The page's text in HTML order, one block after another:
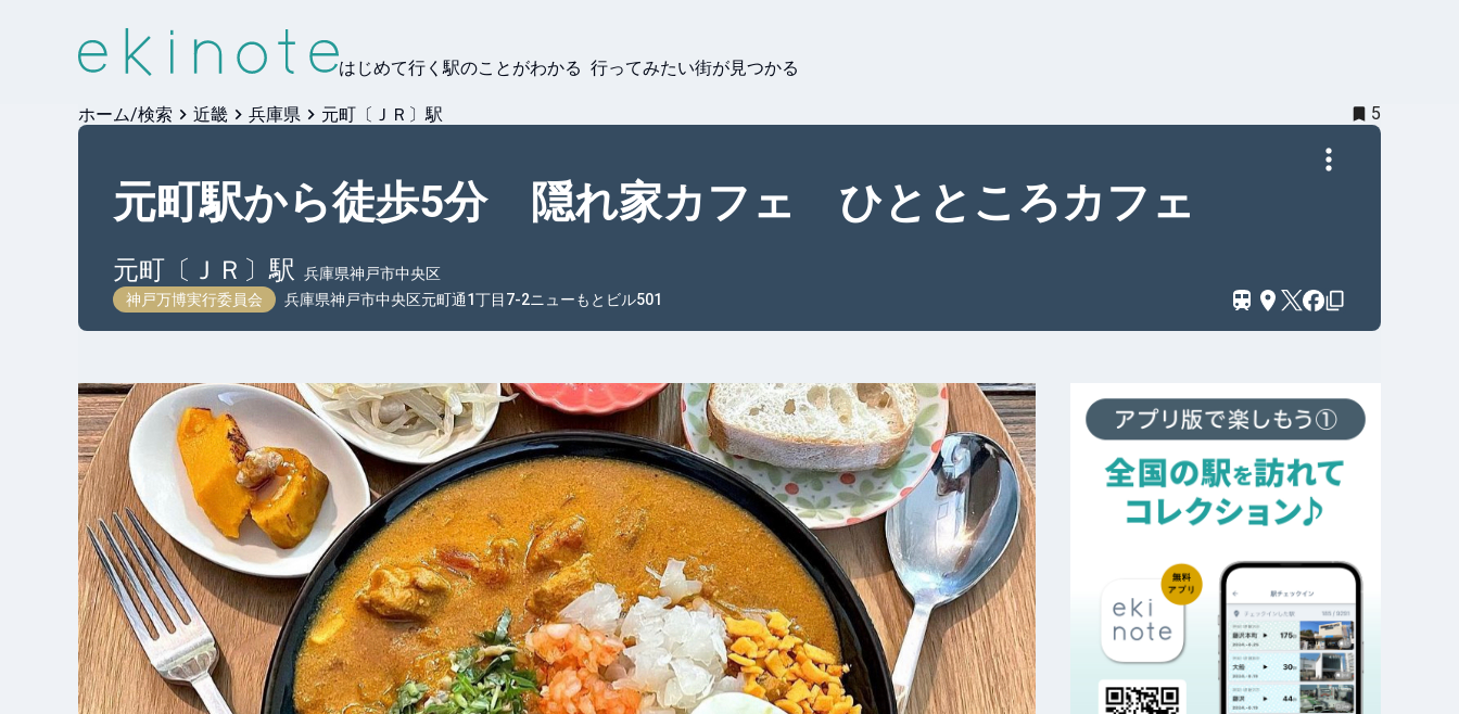
はじめて行く駅のことがわかる 行ってみたい街が見つかる
ホーム/検索 近畿 兵庫県 元町〔ＪＲ〕駅 5
元町駅から徒歩5分 隠れ家カフェ ひとところカフェ
元町〔ＪＲ〕駅
兵庫県神戸市中央区
神戸万博実行委員会
兵庫県神戸市中央区元町通1丁目7-2ニューもとビル501